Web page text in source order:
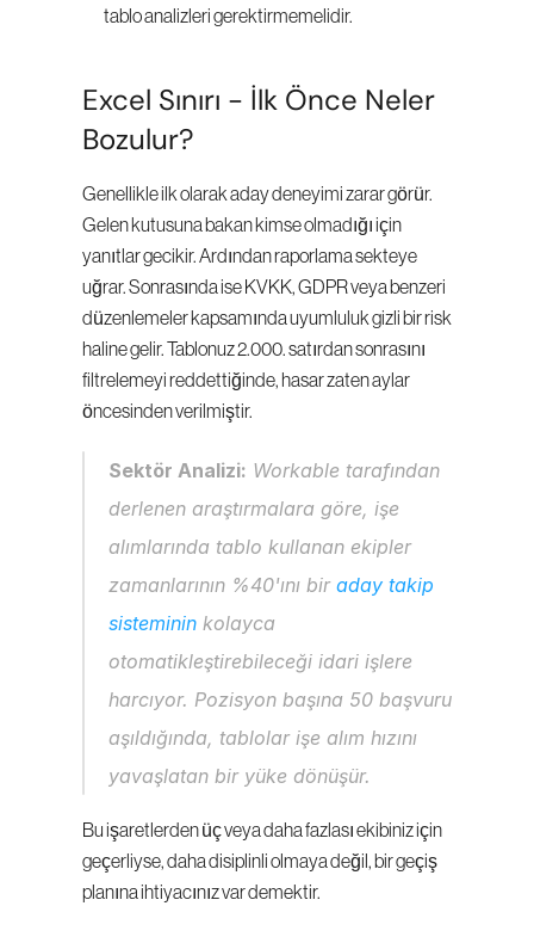
tablo analizleri gerektirmemelidir.
Excel Sınırı - İlk Önce Neler
Bozulur?
Genellikle ilk olarak aday deneyimi zarar görür.
Gelen kutusuna bakan kimse olmadığı için
yanıtlar gecikir. Ardından raporlama sekteye
uğrar. Sonrasında ise KVKK, GDPR veya benzeri
düzenlemeler kapsamında uyumluluk gizli bir risk
haline gelir. Tablonuz 2.000. satırdan sonrasını
filtrelemeyi reddettiğinde, hasar zaten aylar
öncesinden verilmiştir.
Sektör Analizi: Workable tarafından
derlenen araştırmalara göre, işe
alımlarında tablo kullanan ekipler
zamanlarının %40'ını bir aday takip
sisteminin kolayca
otomatikleştirebileceği idari işlere
harcıyor. Pozisyon başına 50 başvuru
aşıldığında, tablolar işe alım hızını
yavaşlatan bir yüke dönüşür.
Bu işaretlerden üç veya daha fazlası ekibiniz için
geçerliyse, daha disiplinli olmaya değil, bir geçiş
planına ihtiyacınız var demektir.